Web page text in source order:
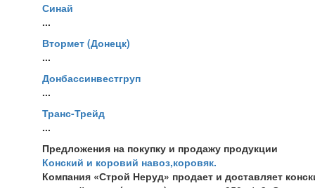
Синай
...
Втормет (Донецк)
...
Донбассинвестгруп
...
Транс-Трейд
...
Предложения на покупку и продажу продукции
Конский и коровий навоз,коровяк.
Компания «Строй Неруд» продает и доставляет